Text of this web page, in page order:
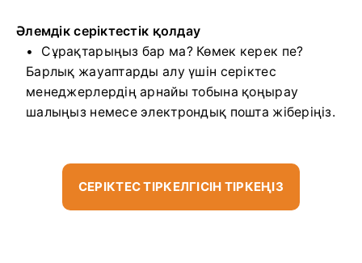
Әлемдік серіктестік қолдау
Сұрақтарыңыз бар ма? Көмек керек пе?
Барлық жауаптарды алу үшін серіктес
менеджерлердің арнайы тобына қоңырау
шалыңыз немесе электрондық пошта жіберіңіз.
СЕРІКТЕС ТІРКЕЛГІСІН ТІРКЕҢІЗ